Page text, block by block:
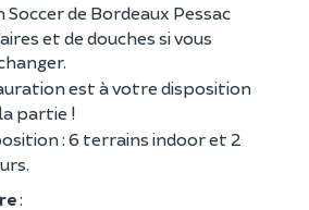
de Bordeaux Pessac
et de douches si vous
est à votre disposition
partie !
: 6 terrains indoor et 2
: